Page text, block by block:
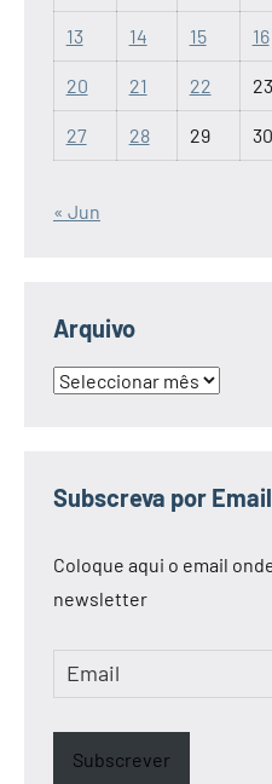
13 14 15 16
20 21 22 23
27 28 29 30
« Jun
Arquivo
Arquivo
Subscreva por Email
Coloque aqui o email
newsletter
Email
Subscrever